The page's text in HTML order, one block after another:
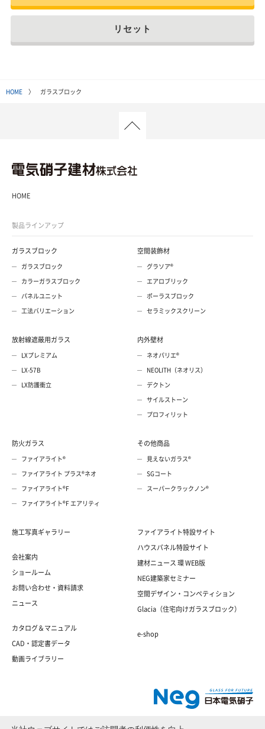
リセット
HOME〉 ガラスブロック
HOME
製品ラインアップ
ガラスブロック
ガラスブロック
カラーガラスブロック
パネルユニット
工法バリエーション
空間装飾材
グラソア®
エアロブリック
ポーラスブロック
セラミックスクリーン
放射線遮蔽用ガラス
LXプレミアム
LX-57B
LX防護衝立
内外壁材
ネオパリエ®
NEOLITH（ネオリス）
デクトン
サイルストーン
プロフィリット
防火ガラス
ファイアライト®
ファイアライト プラス®ネオ
ファイアライト®F
ファイアライト®F エアリティ
その他商品
見えないガラス®
SGコート
スーパークラックノン®
施工写真ギャラリー
会社案内
ショールーム
お問い合わせ・資料請求
ニュース
カタログ＆マニュアル
CAD・認定書データ
動画ライブラリー
ファイアライト特設サイト
ハウスパネル特設サイト
建材ニュース 環 WEB版
NEG建築家セミナー
空間デザイン・コンペティション
Glacia（住宅向けガラスブロック）
e-shop